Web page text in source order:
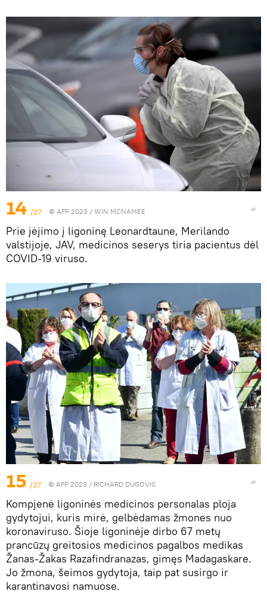
14 /27 © AFP 2023 / WIN MCNAMEE
Prie įėjimo į ligoninę Leonardtaune, Merilando
valstijoje, JAV, medicinos seserys tiria pacientus dėl
COVID-19 viruso.
15 /27 © AFP 2023 / RICHARD DUGOVIC
Kompjenė ligoninės medicinos personalas ploja
gydytojui, kuris mirė, gelbėdamas žmones nuo
koronaviruso. Šioje ligoninėje dirbo 67 metų
prancūzų greitosios medicinos pagalbos medikas
Žanas-Žakas Razafindranazas, gimęs Madagaskare.
Jo žmona, šeimos gydytoja, taip pat susirgo ir
karantinavosi namuose.